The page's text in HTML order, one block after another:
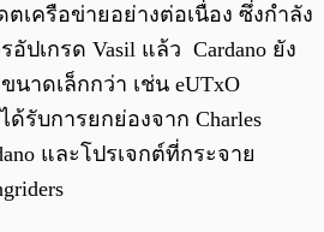
เครือข่ายอย่างต่อเนื่อง ซึ่งกำลัง
ปเกรด Vasil แล้ว Cardano ยัง
าดเล็กกว่า เช่น eUTxO
ด้รับการยกย่องจาก Charles
และโปรเจกต์ที่กระจาย